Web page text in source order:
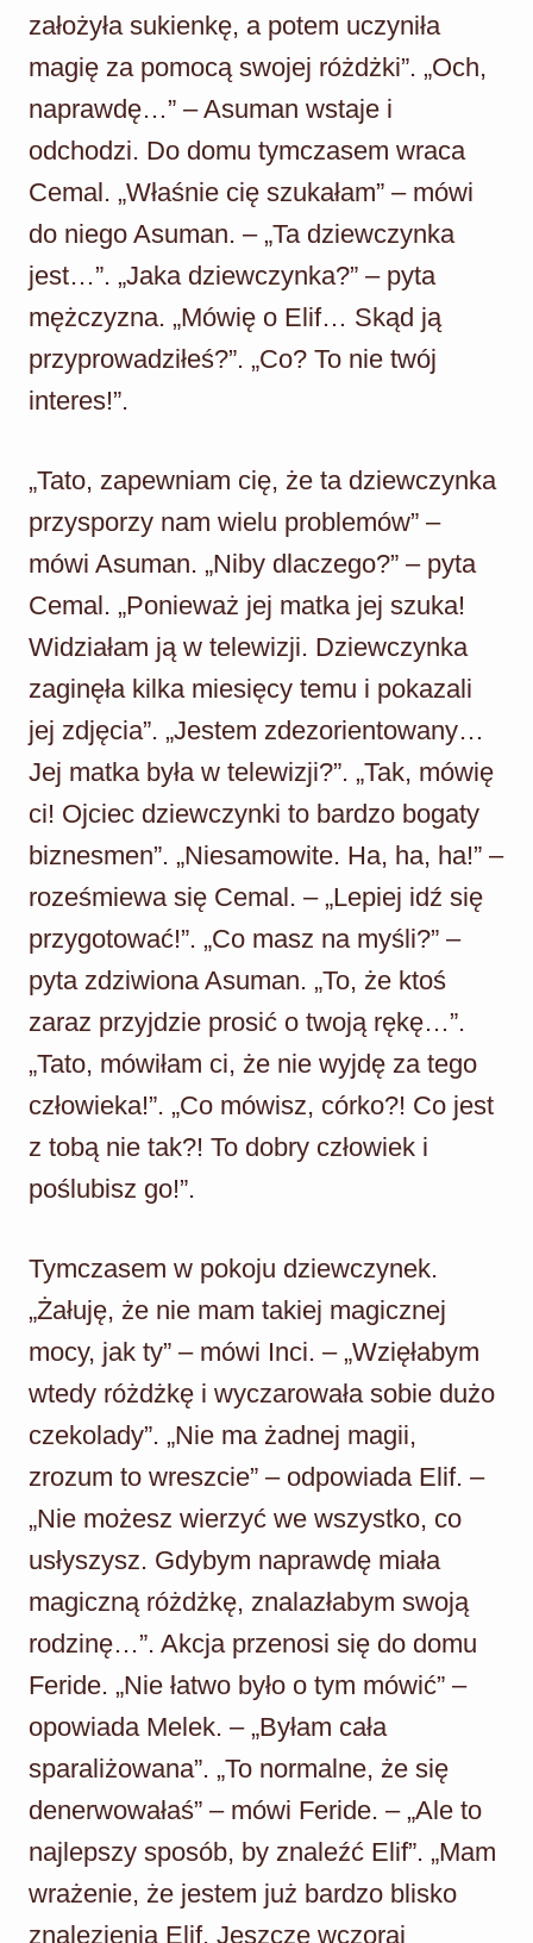
założyła sukienkę, a potem uczyniła
magię za pomocą swojej różdżki”. „Och,
naprawdę…” – Asuman wstaje i
odchodzi. Do domu tymczasem wraca
Cemal. „Właśnie cię szukałam” – mówi
do niego Asuman. – „Ta dziewczynka
jest…”. „Jaka dziewczynka?” – pyta
mężczyzna. „Mówię o Elif… Skąd ją
przyprowadziłeś?”. „Co? To nie twój
interes!”.
„Tato, zapewniam cię, że ta dziewczynka
przysporzy nam wielu problemów” –
mówi Asuman. „Niby dlaczego?” – pyta
Cemal. „Ponieważ jej matka jej szuka!
Widziałam ją w telewizji. Dziewczynka
zaginęła kilka miesięcy temu i pokazali
jej zdjęcia”. „Jestem zdezorientowany…
Jej matka była w telewizji?”. „Tak, mówię
ci! Ojciec dziewczynki to bardzo bogaty
biznesmen”. „Niesamowite. Ha, ha, ha!” –
roześmiewa się Cemal. – „Lepiej idź się
przygotować!”. „Co masz na myśli?” –
pyta zdziwiona Asuman. „To, że ktoś
zaraz przyjdzie prosić o twoją rękę…”.
„Tato, mówiłam ci, że nie wyjdę za tego
człowieka!”. „Co mówisz, córko?! Co jest
z tobą nie tak?! To dobry człowiek i
poślubisz go!”.
Tymczasem w pokoju dziewczynek.
„Żałuję, że nie mam takiej magicznej
mocy, jak ty” – mówi Inci. – „Wzięłabym
wtedy różdżkę i wyczarowała sobie dużo
czekolady”. „Nie ma żadnej magii,
zrozum to wreszcie” – odpowiada Elif. –
„Nie możesz wierzyć we wszystko, co
usłyszysz. Gdybym naprawdę miała
magiczną różdżkę, znalazłabym swoją
rodzinę…”. Akcja przenosi się do domu
Feride. „Nie łatwo było o tym mówić” –
opowiada Melek. – „Byłam cała
sparaliżowana”. „To normalne, że się
denerwowałaś” – mówi Feride. – „Ale to
najlepszy sposób, by znaleźć Elif”. „Mam
wrażenie, że jestem już bardzo blisko
znalezienia Elif. Jeszcze wczoraj